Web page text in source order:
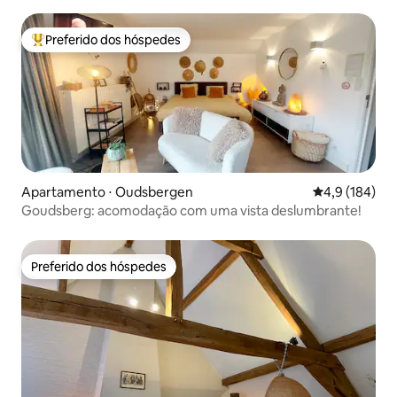
Entre os melhores preferidos dos hóspedes
Preferido dos hóspedes
Apartamento ⋅ Oudsbergen 4,9 de uma
4,9 (184)
Goudsberg: acomodação com uma vista deslumbrante!
Preferido dos hóspedes
Preferido dos hóspedes